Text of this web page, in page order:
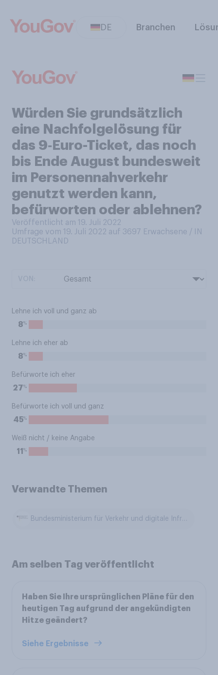
DE Branchen
Würden Sie grundsätzlich
eine Nachfolgelösung für
das 9‑Euro-Ticket, das noch
bis Ende August bundesweit
im Personennahverkehr
genutzt werden kann,
befürworten oder ablehnen?
Veröffentlicht am 19. Juli 2022
Umfrage vom 19. Juli 2022 auf 3697 Erwachsene / IN
DEUTSCHLAND
Lehne ich voll und ganz ab
8%
Lehne ich eher ab
8%
Befürworte ich eher
27%
Befürworte ich voll und ganz
45%
Weiß nicht / keine Angabe
11 %
Verwandte Themen
Bundesministerium für Verkehr und digitale Infrastruktur
Am selben Tag veröffentlicht
Haben Sie Ihre ursprünglichen Pläne für den
heutigen Tag aufgrund der angekündigten
Hitze geändert?
Siehe Ergebnisse